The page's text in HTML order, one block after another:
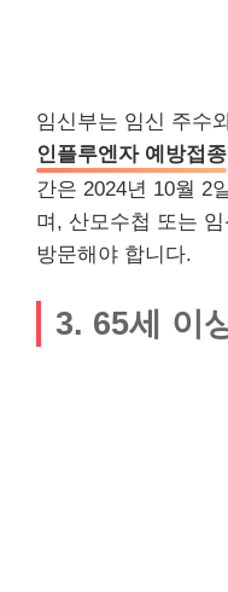
임신부는 임신 주수
인플루엔자 예방접종
간은 2024년 10월 2
며, 산모수첩 또는
방문해야 합니다.
3. 65세 이